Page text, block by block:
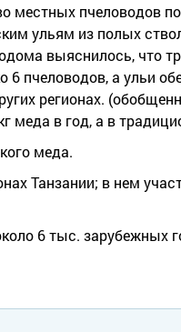
местных пчеловодов
ульям из полых
выяснилось, что
пчеловодов, а ульи
регионах.
в год, а в
меда.
Танзании; в нем
6 тыс. зарубежных